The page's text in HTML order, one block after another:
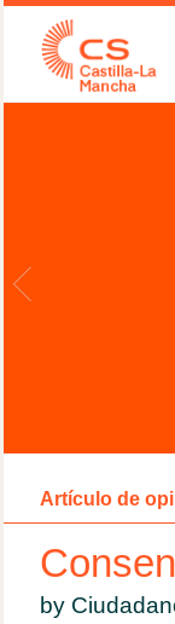
Artículo de
by